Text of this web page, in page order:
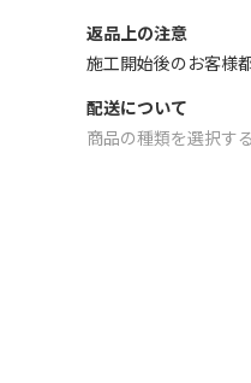
返品上の注意
施工開始後のお客様
配送について
商品の種類を選択す